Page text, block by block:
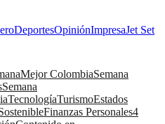
DeportesOpiniónImpresaJet Set
Mejor ColombiaSemana
Semana
TecnologíaTurismoEstados
Finanzas Personales4